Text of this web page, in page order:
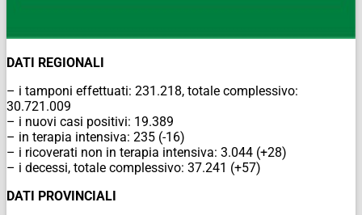
DATI REGIONALI
– i tamponi effettuati: 231.218, totale complessivo:
30.721.009
– i nuovi casi positivi: 19.389
– in terapia intensiva: 235 (-16)
– i ricoverati non in terapia intensiva: 3.044 (+28)
– i decessi, totale complessivo: 37.241 (+57)
DATI PROVINCIALI